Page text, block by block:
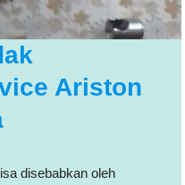
Ariston
disebabkan oleh